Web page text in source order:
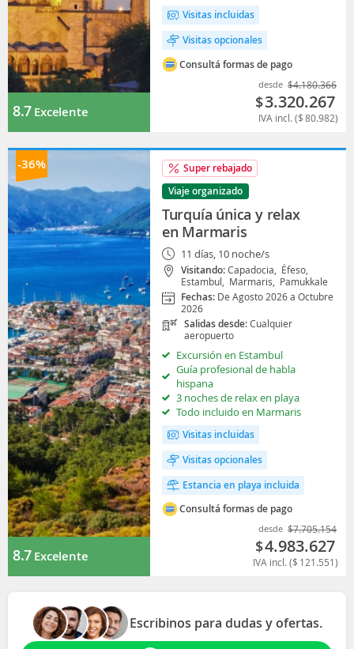
8.7Excelente
Visitas incluidas
Visitas opcionales
Consultá formas de pago
desde $4.180.366
$3.320.267
IVA incl. ($80.982)
-36%
8.7Excelente
Super rebajado
Viaje organizado
Turquía única y relax
en Marmaris
11 días, 10 noche/s
Visitando:Capadocia, Éfeso,
Estambul, Marmaris, Pamukkale
Fechas: De Agosto 2026 a Octubre
2026
Salidas desde:Cualquier
aeropuerto
Excursión en Estambul
Guía profesional de habla
hispana
3 noches de relax en playa
Todo incluido en Marmaris
Visitas incluidas
Visitas opcionales
Estancia en playa incluida
Consultá formas de pago
desde $7.705.154
$4.983.627
IVA incl. ($ 121.551)
Escribinos para dudas y ofertas.